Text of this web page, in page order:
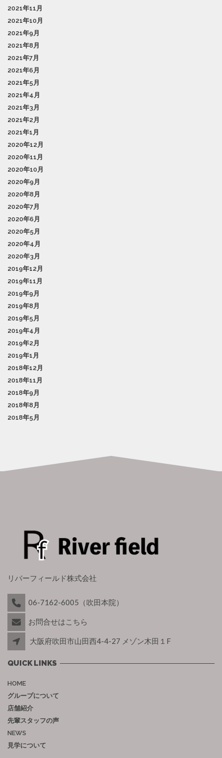
2021年11月
2021年10月
2021年9月
2021年8月
2021年7月
2021年6月
2021年5月
2021年4月
2021年3月
2021年2月
2021年1月
2020年12月
2020年11月
2020年10月
2020年9月
2020年8月
2020年7月
2020年6月
2020年5月
2020年4月
2020年3月
2019年12月
2019年11月
2019年9月
2019年8月
2019年5月
2019年4月
2019年2月
2019年1月
2018年12月
2018年11月
2018年9月
2018年8月
2018年5月
リバーフィールド株式会社
06-7162-6005（吹田本院）
お問合せはこちら
大阪府吹田市山田西4-4-27 メゾン木田１F
QUICK LINKS
HOME
グループについて
店舗紹介
先輩スタッフの声
NEWS
見学について